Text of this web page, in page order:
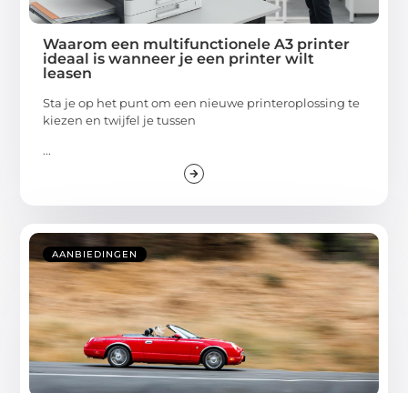
Waarom een multifunctionele A3 printer
ideaal is wanneer je een printer wilt
leasen
Sta je op het punt om een nieuwe printeroplossing te
kiezen en twijfel je tussen
...
AANBIEDINGEN